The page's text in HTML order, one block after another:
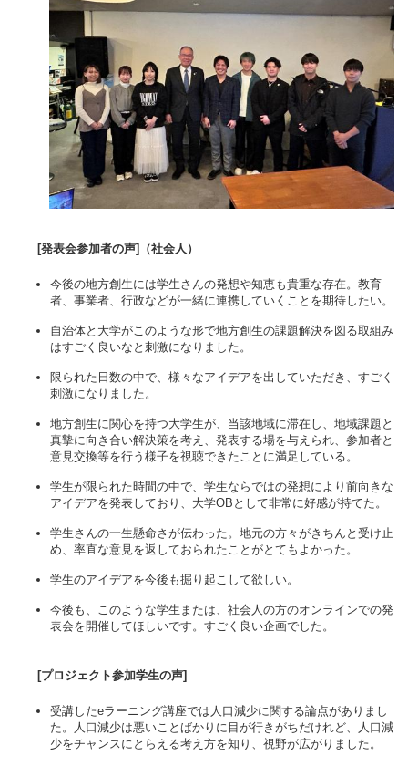
[発表会参加者の声]（社会人）
今後の地方創生には学生さんの発想や知恵も貴重な存在。教育
者、事業者、行政などが一緒に連携していくことを期待したい。
自治体と大学がこのような形で地方創生の課題解決を図る取組み
はすごく良いなと刺激になりました。
限られた日数の中で、様々なアイデアを出していただき、すごく
刺激になりました。
地方創生に関心を持つ大学生が、当該地域に滞在し、地域課題と
真摯に向き合い解決策を考え、発表する場を与えられ、参加者と
意見交換等を行う様子を視聴できたことに満足している。
学生が限られた時間の中で、学生ならではの発想により前向きな
アイデアを発表しており、大学OBとして非常に好感が持てた。
学生さんの一生懸命さが伝わった。地元の方々がきちんと受け止
め、率直な意見を返しておられたことがとてもよかった。
学生のアイデアを今後も掘り起こして欲しい。
今後も、このような学生または、社会人の方のオンラインでの発
表会を開催してほしいです。すごく良い企画でした。
[プロジェクト参加学生の声]
受講したeラーニング講座では人口減少に関する論点がありまし
た。人口減少は悪いことばかりに目が行きがちだけれど、人口減
少をチャンスにとらえる考え方を知り、視野が広がりました。